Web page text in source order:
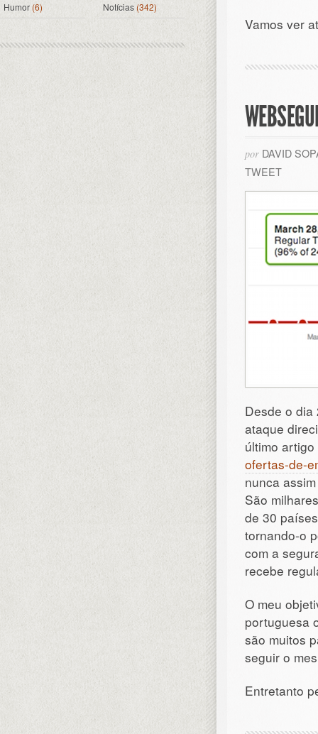
Vamos ver
por DAVID
TWEET
Desde o
ataque
último
ofertas-de-
nunca
São
de 30
tornando-o
com a
recebe
O meu
portuguesa
são muitos
seguir o
Entretanto
Humor (6) Notícias (342)